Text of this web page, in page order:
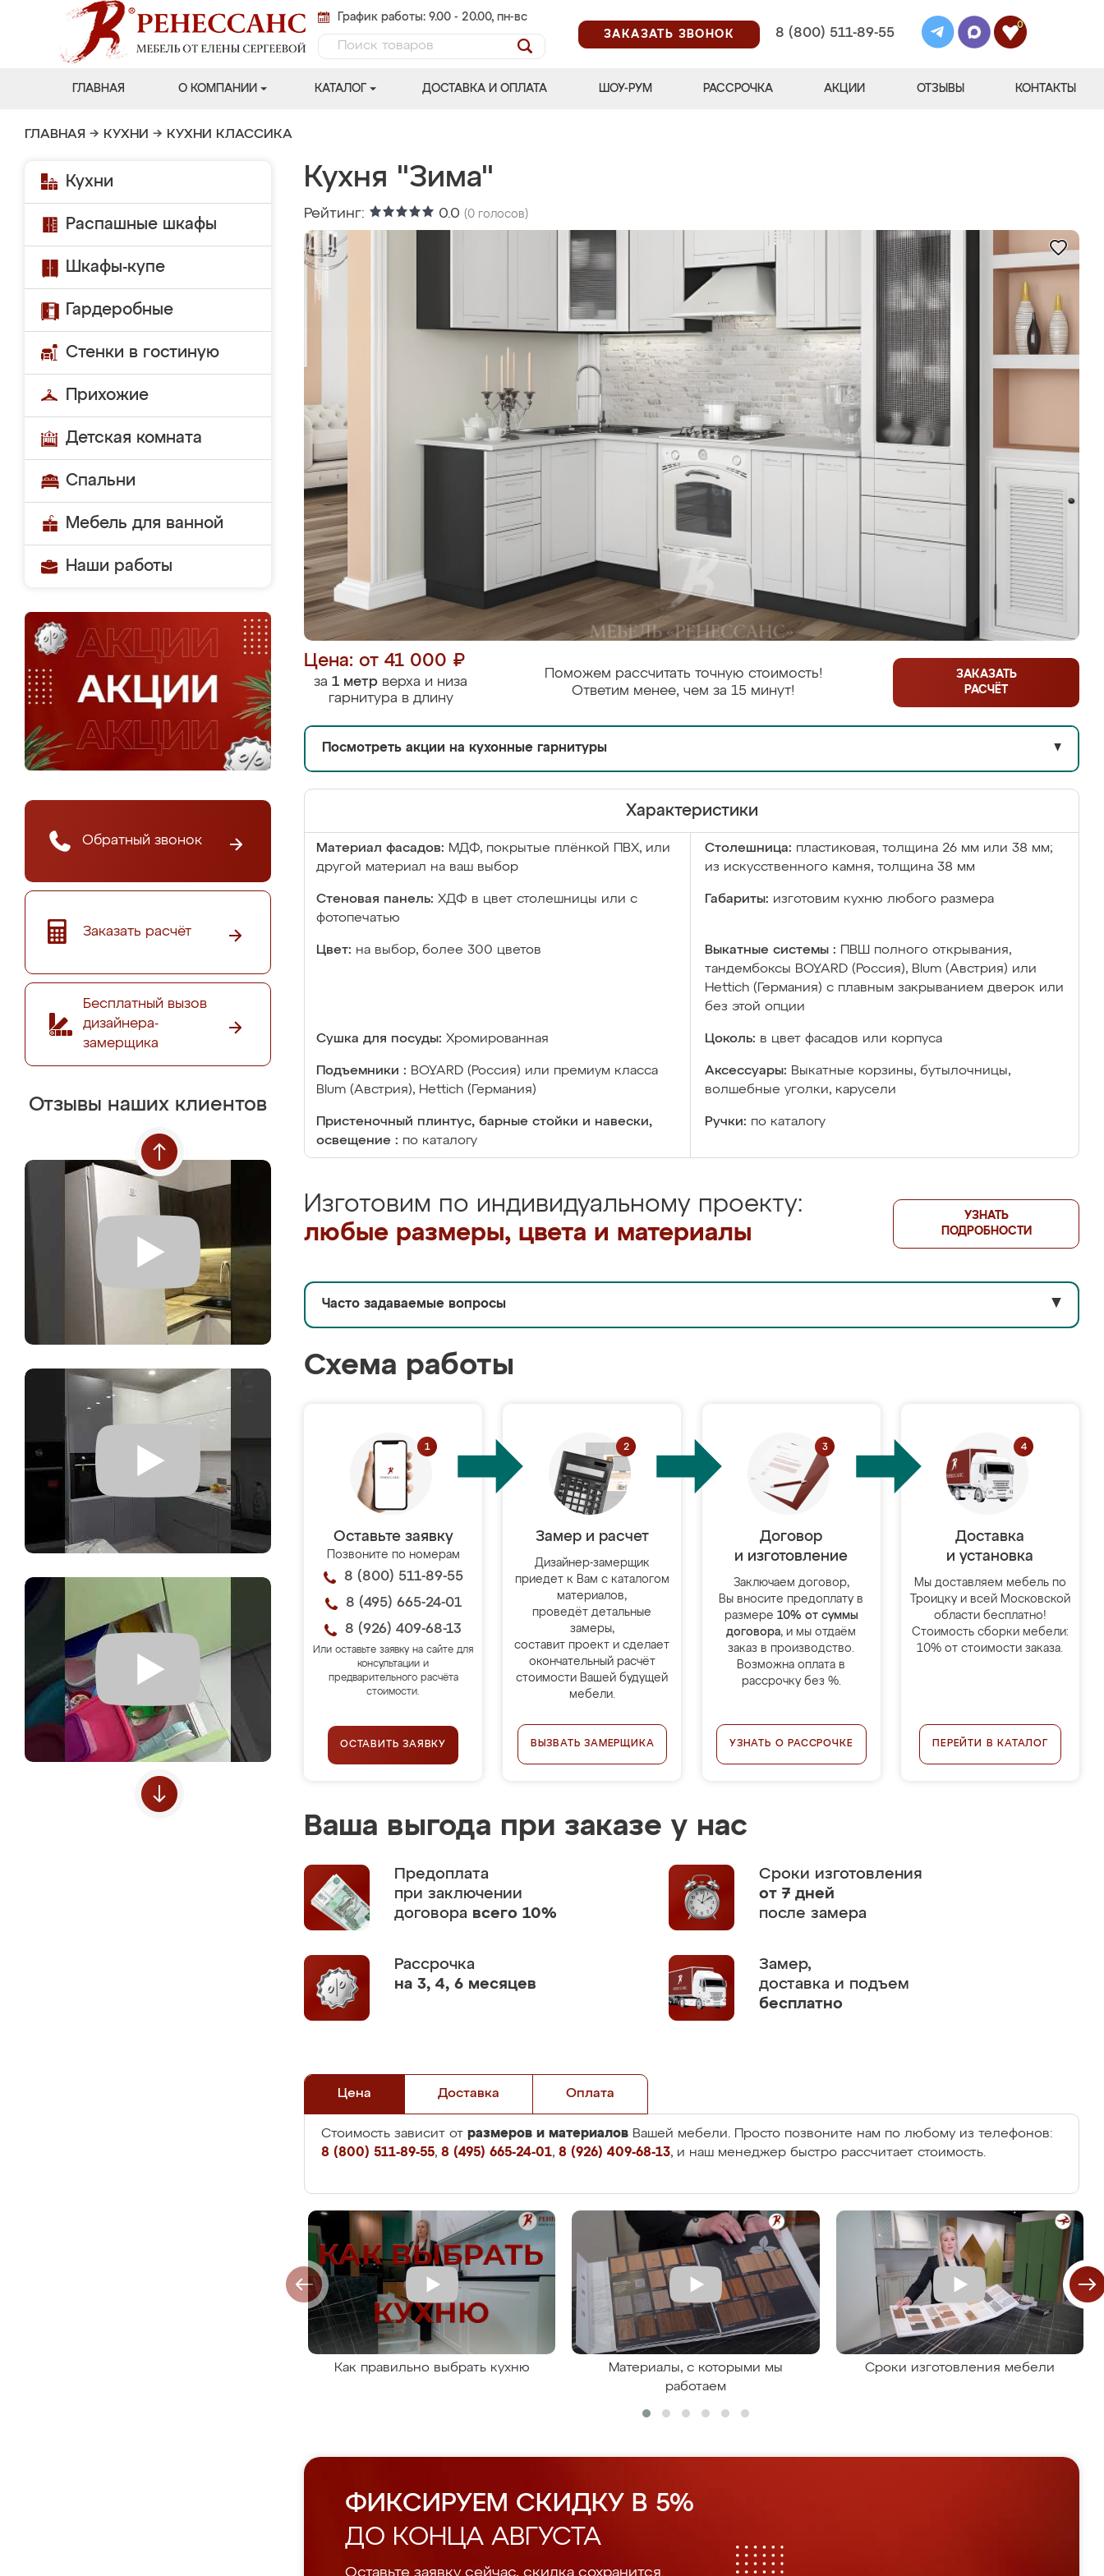
График работы: 9.00 - 20.00, пн-вс
ЗАКАЗАТЬ ЗВОНОК
8 (800) 511-89-55
0
ГЛАВНАЯ О КОМПАНИИ КАТАЛОГ ДОСТАВКА И ОПЛАТА ШОУ-РУМ РАССРОЧКА АКЦИИ ОТЗЫВЫ КОНТАКТЫ
ГЛАВНАЯ → КУХНИ → КУХНИ КЛАССИКА
Кухни
Распашные шкафы
Шкафы-купе
Гардеробные
Стенки в гостиную
Прихожие
Детская комната
Спальни
Мебель для ванной
Наши работы
Обратный звонок
Заказать расчёт
Бесплатный вызов
дизайнера-
замерщика
Отзывы наших клиентов
Кухня "Зима"
Рейтинг: 0.0 (0 голосов)
Цена: от 41 000 ₽
за 1 метр верха и низа
гарнитура в длину
Поможем рассчитать точную стоимость!
Ответим менее, чем за 15 минут!
ЗАКАЗАТЬ
РАСЧЁТ
Посмотреть акции на кухонные гарнитуры ▼
Характеристики
Материал фасадов: МДФ, покрытые плёнкой ПВХ, или
другой материал на ваш выбор
Столешница: пластиковая, толщина 26 мм или 38 мм;
из искусственного камня, толщина 38 мм
Стеновая панель: ХДФ в цвет столешницы или с
фотопечатью
Габариты: изготовим кухню любого размера
Цвет: на выбор, более 300 цветов Выкатные системы :
ПВШ полного открывания,
тандембоксы BOYARD (Россия), Blum (Австрия) или
Hettich (Германия) с плавным закрыванием дверок или
без этой опции
Сушка для посуды: Хромированная Цоколь: в цвет фасадов или корпуса
Подъемники : BOYARD (Россия) или премиум класса
Blum (Австрия), Hettich (Германия)
Аксессуары: Выкатные корзины, бутылочницы,
волшебные уголки, карусели
Пристеночный плинтус, барные стойки и навески,
освещение : по каталогу
Ручки: по каталогу
Изготовим по индивидуальному проекту:
любые размеры, цвета и материалы
УЗНАТЬ
ПОДРОБНОСТИ
Часто задаваемые вопросы ▼
Схема работы
Оставьте заявку
Позвоните по номерам
8 (800) 511-89-55
8 (495) 665-24-01
8 (926) 409-68-13
Или оставьте заявку на сайте для
консультации и
предварительного расчёта
стоимости.
ОСТАВИТЬ ЗАЯВКУ
Замер и расчет
Дизайнер-замерщик
приедет к Вам с каталогом
материалов,
проведёт детальные
замеры,
составит проект и сделает
окончательный расчёт
стоимости Вашей будущей
мебели.
ВЫЗВАТЬ ЗАМЕРЩИКА
Договор
и изготовление
Заключаем договор,
Вы вносите предоплату в
размере 10% от суммы
договора, и мы отдаём
заказ в производство.
Возможна оплата в
рассрочку без %.
УЗНАТЬ О РАССРОЧКЕ
Доставка
и установка
Мы доставляем мебель по
Троицку и всей Московской
области бесплатно!
Стоимость сборки мебели:
10% от стоимости заказа.
ПЕРЕЙТИ В КАТАЛОГ
Ваша выгода при заказе у нас
Предоплата
при заключении
договора всего 10%
Сроки изготовления
от 7 дней
после замера
Рассрочка
на 3, 4, 6 месяцев
Замер,
доставка и подъем
бесплатно
Цена Доставка Оплата
Стоимость зависит от размеров и материалов Вашей мебели. Просто позвоните нам по любому из телефонов:
8 (800) 511-89-55, 8 (495) 665-24-01, 8 (926) 409-68-13, и наш менеджер быстро рассчитает стоимость.
Как правильно выбрать кухню
Материалы, с которыми мы
работаем
Сроки изготовления мебели
ФИКСИРУЕМ СКИДКУ В 5%
ДО КОНЦА АВГУСТА
Оставьте заявку сейчас, скидка сохранится.